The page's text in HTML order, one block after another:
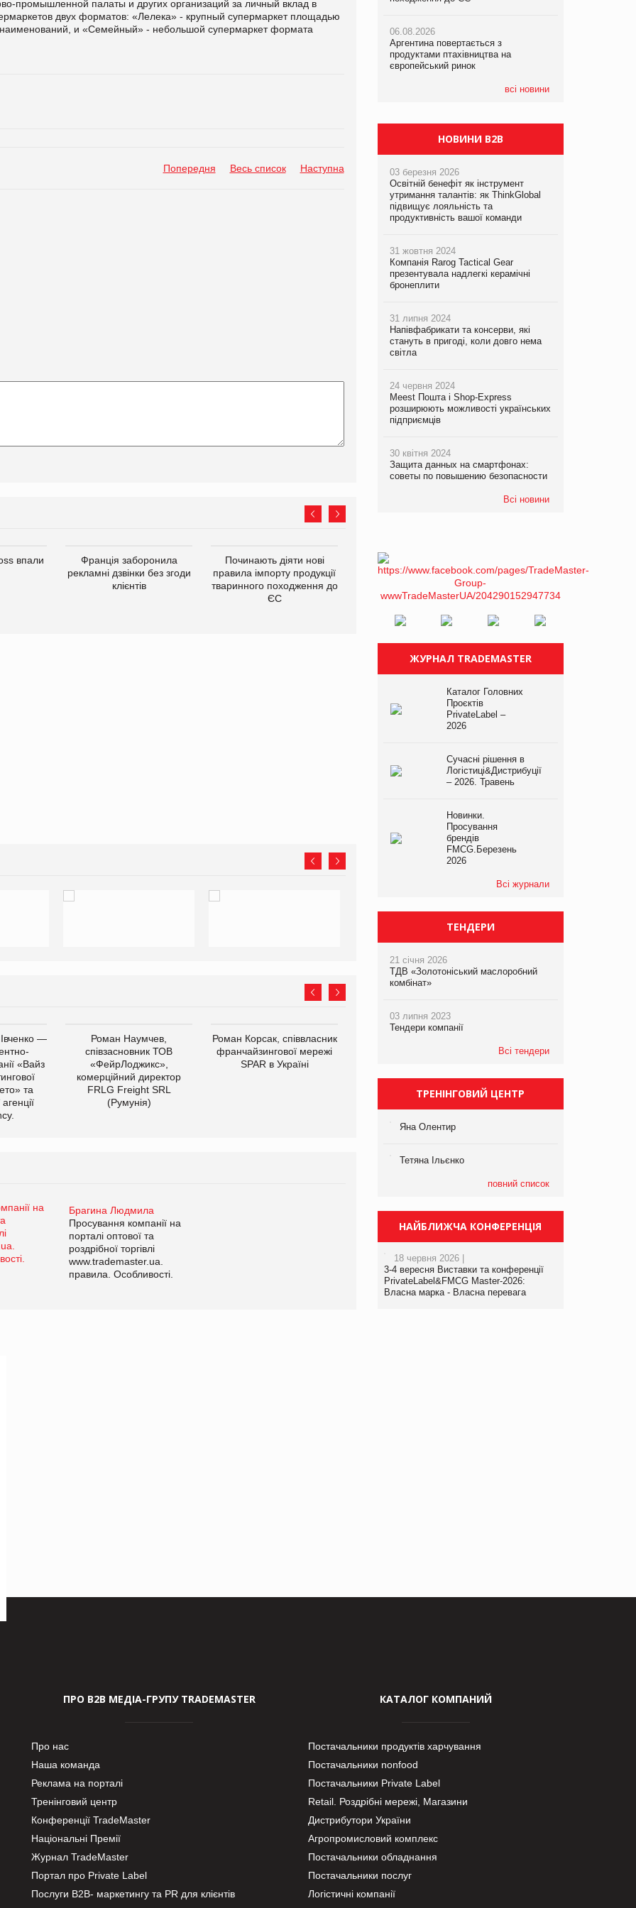
промышленной палаты и других организаций за личный вклад в
двух форматов: «Лелека» - крупный супермаркет площадью
и «Семейный» - небольшой супермаркет формата
Попередня Весь список Наступна
впали
Франція заборонила
рекламні дзвінки без згоди
клієнтів
Починають діяти нові
правила імпорту продукції
тваринного походження до
ЄС
Аргентина повертається з
продуктами птахівництва
на європейський ринок
світових цін на
—
«Вайз
та
Роман Наумчев,
співзасновник ТОВ
«ФейрЛоджикс»,
комерційний директор
FRLG Freight SRL
(Румунія)
Роман Корсак, співвласник
франчайзингової мережі
SPAR в Україні
виробництва
компанії «УкраМарин»
Брагина Людмила
Просування компанії на
порталі оптової та
роздрібної торгівлі
www.trademaster.ua.
правила. Особливості.
Брагина Людмила
Просування компанії на
www.trademaster.ua.
правила. Особливості.
06.08.2026
Аргентина повертається з
продуктами птахівництва на
європейський ринок
всі новини
06.08.2026
Аргентина повертається з
продуктами птахівництва на
європейський ринок
06.08.2026
Аргентина повертається з
продуктами птахівництва на
європейський ринок
НОВИНИ B2B
03 березня 2026
Освітній бенефіт як інструмент
утримання талантів: як ThinkGlobal
підвищує лояльність та
продуктивність вашої команди
31 жовтня 2024
Компанія Rarog Tactical Gear
презентувала надлегкі керамічні
бронеплити
31 липня 2024
Напівфабрикати та консерви, які
стануть в пригоді, коли довго нема
світла
24 червня 2024
Meest Пошта і Shop-Express
розширюють можливості українських
підприємців
30 квітня 2024
Защита данных на смартфонах:
советы по повышению безопасности
Всі новини
ЖУРНАЛ TRADEMASTER
Каталог Головних
Проєктів
PrivateLabel –
2026
Сучасні рішення в
Логістиці&Дистрибуції
– 2026. Травень
Новинки.
Просування
брендів
FMCG.Березень
2026
Всі журнали
ТЕНДЕРИ
21 січня 2026
ТДВ «Золотоніський маслоробний
комбінат»
03 липня 2023
Тендери компанії
Всі тендери
ТРЕНІНГОВИЙ ЦЕНТР
Яна Олентир
Тетяна Ільєнко
повний список
НАЙБЛИЖЧА КОНФЕРЕНЦІЯ
18 червня 2026 |
3-4 вересня Виставки та конференції
PrivateLabel&FMCG Master-2026:
Власна марка - Власна перевага
ПРО В2В МЕДІА-ГРУПУ TRADEMASTER
Про нас
Наша команда
Реклама на порталі
Тренінговий центр
Конференції TradeMaster
Національні Премії
Журнал TradeMaster
Портал про Private Label
Послуги В2В- маркетингу та PR для клієнтів
КАТАЛОГ КОМПАНИЙ
Постачальники продуктів харчування
Постачальники nonfood
Постачальники Private Label
Retail. Роздрібні мережі, Магазини
Дистрибутори України
Агропромисловий комплекс
Постачальники обладнання
Постачальники послуг
Логістичні компанії